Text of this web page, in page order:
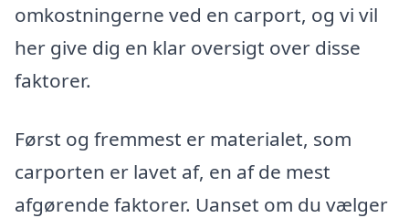
omkostningerne ved en carport, og vi vil
her give dig en klar oversigt over disse
faktorer.
Først og fremmest er materialet, som
carporten er lavet af, en af de mest
afgørende faktorer. Uanset om du vælger